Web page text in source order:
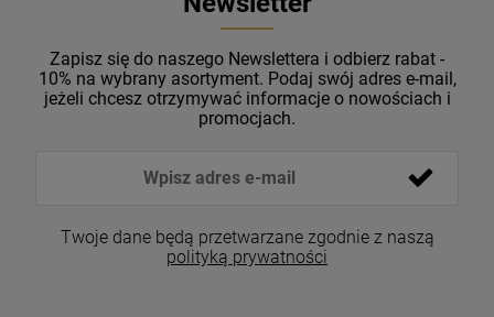
Zapisz się do naszego Newslettera i odbierz rabat -
10% na wybrany asortyment. Podaj swój adres e-mail,
jeżeli chcesz otrzymywać informacje o nowościach i
promocjach.
Twoje dane będą przetwarzane zgodnie z naszą
polityką prywatności